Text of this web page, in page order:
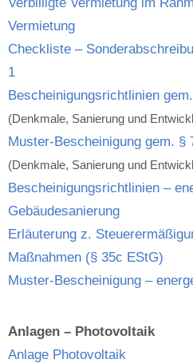
Vermietung
Checkliste –
1
Bescheinigungsrichtlinien
(Denkmale, Sanierung und
Muster-Bescheinigung gem. §
(Denkmale, Sanierung und
Bescheinigungsrichtlinien –
Gebäudesanierung
Erläuterung z.
Maßnahmen (§ 35c EStG)
Muster-Bescheinigung –
Anlagen – Photovoltaik
Anlage Photovoltaik